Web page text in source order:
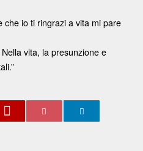
che io ti ringrazi a vita mi pare
vita, la presunzione e